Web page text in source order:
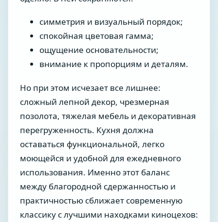
симметрия и визуальный порядок;
спокойная цветовая гамма;
ощущение основательности;
внимание к пропорциям и деталям.
Но при этом исчезает все лишнее:
сложный лепной декор, чрезмерная
позолота, тяжелая мебель и декоративная
перегруженность. Кухня должна
оставаться функциональной, легко
моющейся и удобной для ежедневного
использования. Именно этот баланс
между благородной сдержанностью и
практичностью сближает современную
классику с лучшими находками киноцехов: